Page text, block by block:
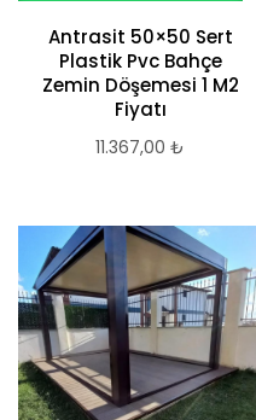
Antrasit 50×50 Sert
Plastik Pvc Bahçe
Zemin Döşemesi 1 M2
Fiyatı
11.367,00 ₺